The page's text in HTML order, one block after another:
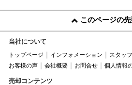
このページの
当社について
トップページ インフォメーション スタッ
お客様の声
会社概要 お問合せ 個人情報
売却コンテンツ